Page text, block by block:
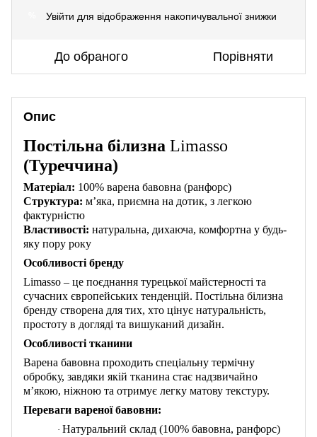
Увійти для відображення накопичувальної знижки
До обраного Порівняти
Опис
Постільна білизна Limasso
(Туреччина)
Матеріал: 100% варена бавовна (ранфорс)
Структура: м’яка, приємна на дотик, з легкою
фактурністю
Властивості: натуральна, дихаюча, комфортна у будь-
яку пору року
Особливості бренду
Limasso – це поєднання турецької майстерності та
сучасних європейських тенденцій. Постільна білизна
бренду створена для тих, хто цінує натуральність,
простоту в догляді та вишуканий дизайн.
Особливості тканини
Варена бавовна проходить спеціальну термічну
обробку, завдяки якій тканина стає надзвичайно
м’якою, ніжною та отримує легку матову текстуру.
Переваги вареної бавовни:
· Натуральний склад (100% бавовна, ранфорс)